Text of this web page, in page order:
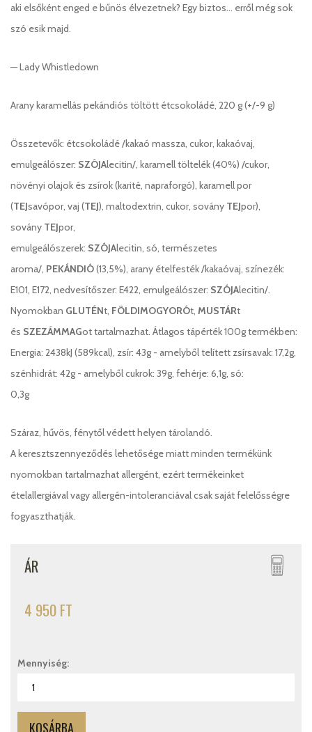
aki elsőként enged e bűnös élvezetnek? Egy biztos… erről még sok
szó esik majd.
— Lady Whistledown
Arany karamellás pekándiós töltött étcsokoládé, 220 g (+/-9 g)
Összetevők: étcsokoládé /kakaó massza, cukor, kakaóvaj,
emulgeálószer: SZÓJAlecitin/, karamell töltelék (40%) /cukor,
növényi olajok és zsírok (karité, napraforgó), karamell por
(TEJsavópor, vaj (TEJ), maltodextrin, cukor, sovány TEJpor),
sovány TEJpor,
emulgeálószerek: SZÓJAlecitin, só, természetes
aroma/, PEKÁNDIÓ(13,5%), arany ételfesték /kakaóvaj, színezék:
E101, E172, nedvesítőszer: E422, emulgeálószer: SZÓJAlecitin/.
Nyomokban GLUTÉNt, FÖLDIMOGYORÓt, MUSTÁRt
és SZEZÁMMAGot tartalmazhat. Átlagos tápérték 100g termékben:
Energia: 2438kJ (589kcal), zsír: 43g - amelyből telített zsírsavak: 17,2g,
szénhidrát: 42g - amelyből cukrok: 39g, fehérje: 6,1g, só:
0,3g
Száraz, hűvös, fénytől védett helyen tárolandó.
A keresztszennyeződés lehetősége miatt minden termékünk
nyomokban tartalmazhat allergént, ezért termékeinket
ételallergiával vagy allergén-intoleranciával csak saját felelősségre
fogyaszthatják.
ÁR
4 950 FT
Mennyiség: